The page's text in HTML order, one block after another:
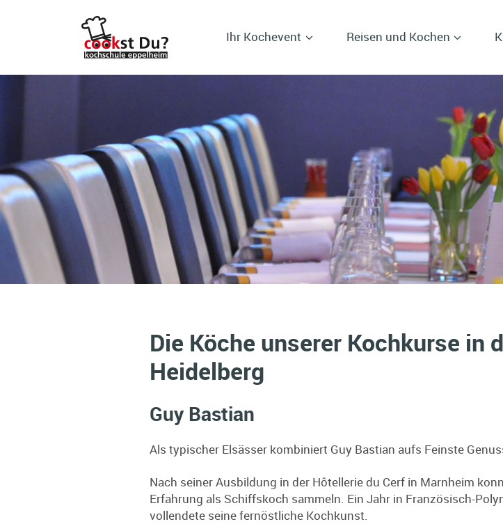
Ihr Kochevent Reisen und Kochen
Die Köche unserer Kochkurse in
Heidelberg
Guy Bastian
Als typischer Elsässer kombiniert Guy Bastian aufs Feinste
Nach seiner Ausbildung in der Hôtellerie du Cerf in Marnheim
Erfahrung als Schiffskoch sammeln. Ein Jahr in Französisch-
vollendete seine fernöstliche Kochkunst.